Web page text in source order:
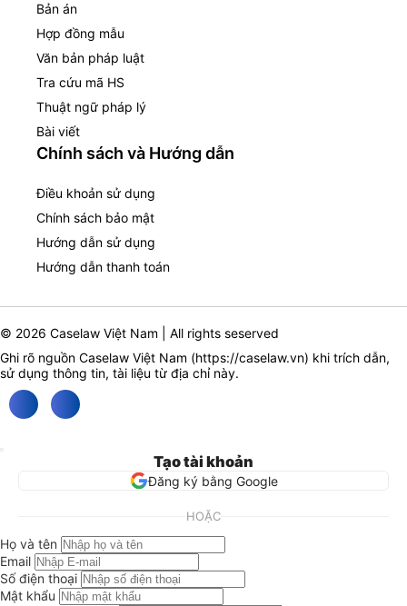
Bản án
Hợp đồng mẫu
Văn bản pháp luật
Tra cứu mã HS
Thuật ngữ pháp lý
Bài viết
Chính sách và Hướng dẫn
Điều khoản sử dụng
Chính sách bảo mật
Hướng dẫn sử dụng
Hướng dẫn thanh toán
© 2026 Caselaw Việt Nam | All rights seserved
Ghi rõ nguồn Caselaw Việt Nam (https://caselaw.vn) khi trích dẫn,
sử dụng thông tin, tài liệu từ địa chỉ này.
Tạo tài khoản
Đăng ký bằng Google
HOẶC
Họ và tên
Email
Số điện thoại
Mật khẩu